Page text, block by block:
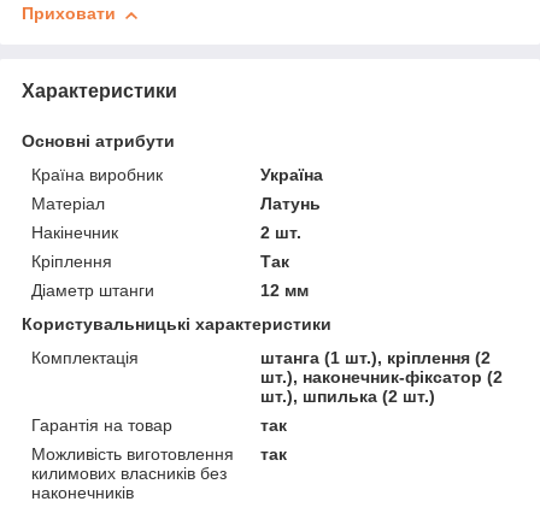
Приховати
Характеристики
Основні атрибути
Країна виробник
Україна
Матеріал
Латунь
Накінечник
2 шт.
Кріплення
Так
Діаметр штанги
12 мм
Користувальницькі характеристики
Комплектація
штанга (1 шт.), кріплення (2
шт.), наконечник-фіксатор (2
шт.), шпилька (2 шт.)
Гарантія на товар
так
Можливість виготовлення
килимових власників без
наконечників
так